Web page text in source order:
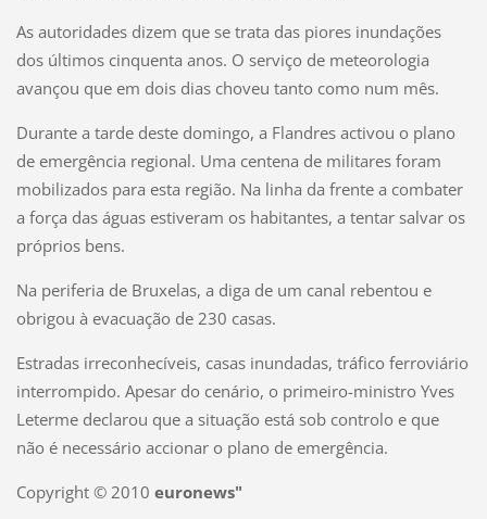
As autoridades dizem que se trata das piores inundações
dos últimos cinquenta anos. O serviço de meteorologia
avançou que em dois dias choveu tanto como num mês.
Durante a tarde deste domingo, a Flandres activou o plano
de emergência regional. Uma centena de militares foram
mobilizados para esta região. Na linha da frente a combater
a força das águas estiveram os habitantes, a tentar salvar os
próprios bens.
Na periferia de Bruxelas, a diga de um canal rebentou e
obrigou à evacuação de 230 casas.
Estradas irreconhecíveis, casas inundadas, tráfico ferroviário
interrompido. Apesar do cenário, o primeiro-ministro Yves
Leterme declarou que a situação está sob controlo e que
não é necessário accionar o plano de emergência.
Copyright © 2010 euronews"